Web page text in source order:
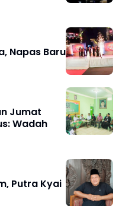
Napas Baru
Jumat
Wadah
Putra Kyai